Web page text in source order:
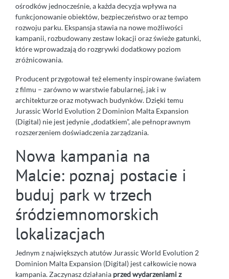
ośrodków jednocześnie, a każda decyzja wpływa na
funkcjonowanie obiektów, bezpieczeństwo oraz tempo
rozwoju parku. Ekspansja stawia na nowe możliwości
kampanii, rozbudowany zestaw lokacji oraz świeże gatunki,
które wprowadzają do rozgrywki dodatkowy poziom
zróżnicowania.
Producent przygotował też elementy inspirowane światem
z filmu – zarówno w warstwie fabularnej, jak i w
architekturze oraz motywach budynków. Dzięki temu
Jurassic World Evolution 2 Dominion Malta Expansion
(Digital) nie jest jedynie „dodatkiem”, ale pełnoprawnym
rozszerzeniem doświadczenia zarządzania.
Nowa kampania na
Malcie: poznaj postacie i
buduj park w trzech
śródziemnomorskich
lokalizacjach
Jednym z największych atutów Jurassic World Evolution 2
Dominion Malta Expansion (Digital) jest całkowicie nowa
kampania. Zaczynasz działania przed wydarzeniami z